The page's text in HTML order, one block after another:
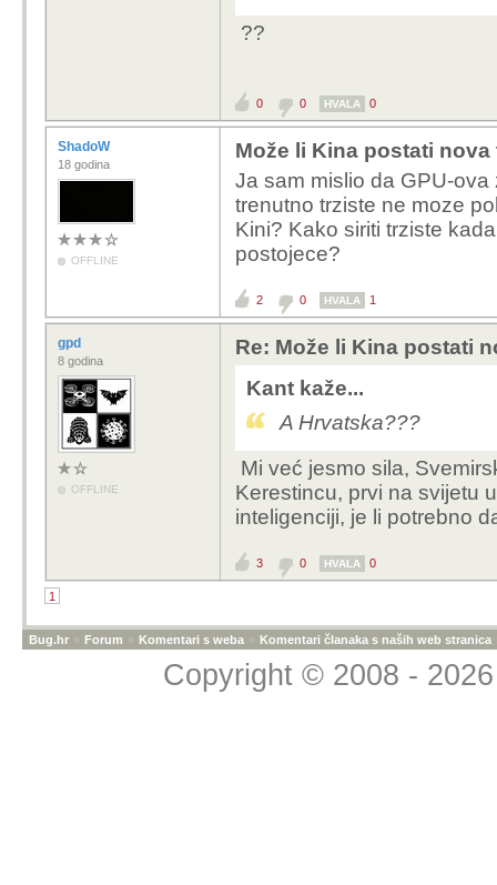
??
0 0 HVALA 0
ShadoW
18 godina
OFFLINE
Može li Kina postati
Ja sam mislio da GPU-
trenutno trziste ne moze
Kini? Kako siriti trziste
postojece?
2 0 HVALA 1
gpd
8 godina
OFFLINE
Re: Može li Kina postati
Kant kaže...
A Hrvatska???
Mi već jesmo sila,
Kerestincu, prvi na svijetu
inteligenciji, je li potrebno
3 0 HVALA 0
1
Bug.hr » Forum » Komentari s weba » Komentari članaka s naših web stranica
Copyright © 2008 -